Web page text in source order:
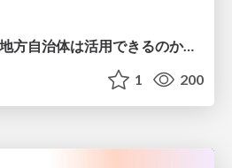
ガバメント AI 源内を地方自治体は活用できるのか 可能性と課題、期待について
1 200